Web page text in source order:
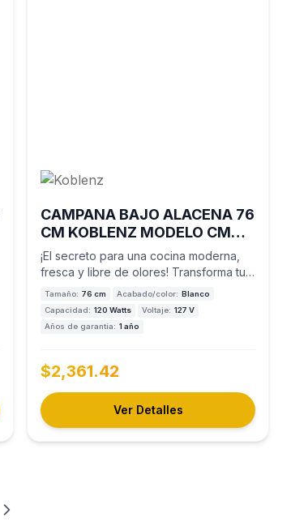
CAMPANA BAJO ALACENA 76
CM KOBLENZ MODELO CMK-
76BV
¡El secreto para una cocina moderna,
fresca y libre de olores! Transforma tu
experiencia culinaria…
Tamaño: 76 cm Acabado/color: Blanco
Capacidad: 120 Watts Voltaje: 127 V
Años de garantía: 1 año
$2,361.42
Ver Detalles